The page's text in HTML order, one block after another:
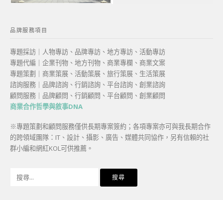
品牌服務項目
專題採訪｜人物專訪、品牌專訪、地方專訪、活動專訪
專題代編｜企業刊物、地方刊物、商業專欄、商業文案
專題策劃｜商業策展、活動策展、旅行策展、生活策展
諮詢服務｜品牌諮詢、行銷諮詢、平台諮詢、創業諮詢
顧問服務｜品牌顧問、行銷顧問、平台顧問、創業顧問
商業合作哲學與敘事DNA
※專題策劃和顧問服務僅供長期專案簽約；各項專案亦可與我長期合作
的跨領域團隊：IT、設計、攝影、廣告、媒體共同協作，另有信賴的社
群小編和網紅KOL可供推薦。